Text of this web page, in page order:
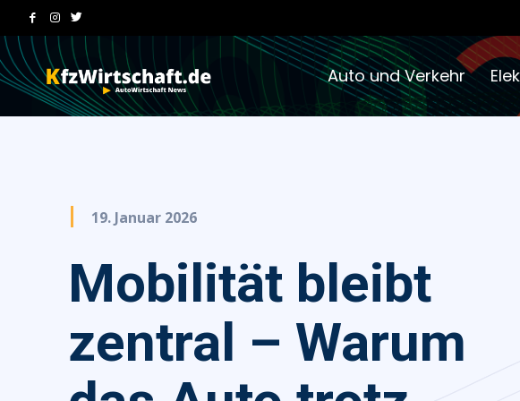
Auto und Verkehr
19. Januar 2026
Mobilität bleibt
zentral – Warum